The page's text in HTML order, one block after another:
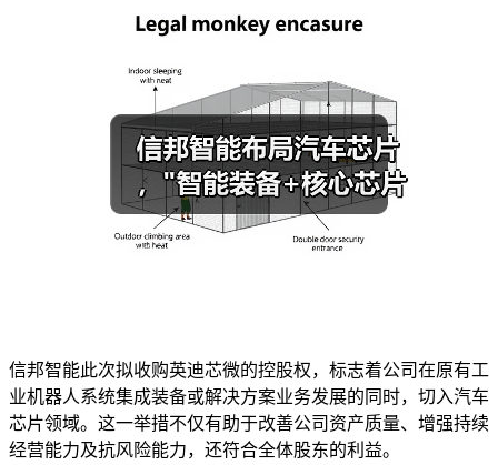
信邦智能此次拟收购英迪芯微的控股权，标志着公司在原有工
业机器人系统集成装备或解决方案业务发展的同时，切入汽车
芯片领域。这一举措不仅有助于改善公司资产质量、增强持续
经营能力及抗风险能力，还符合全体股东的利益。